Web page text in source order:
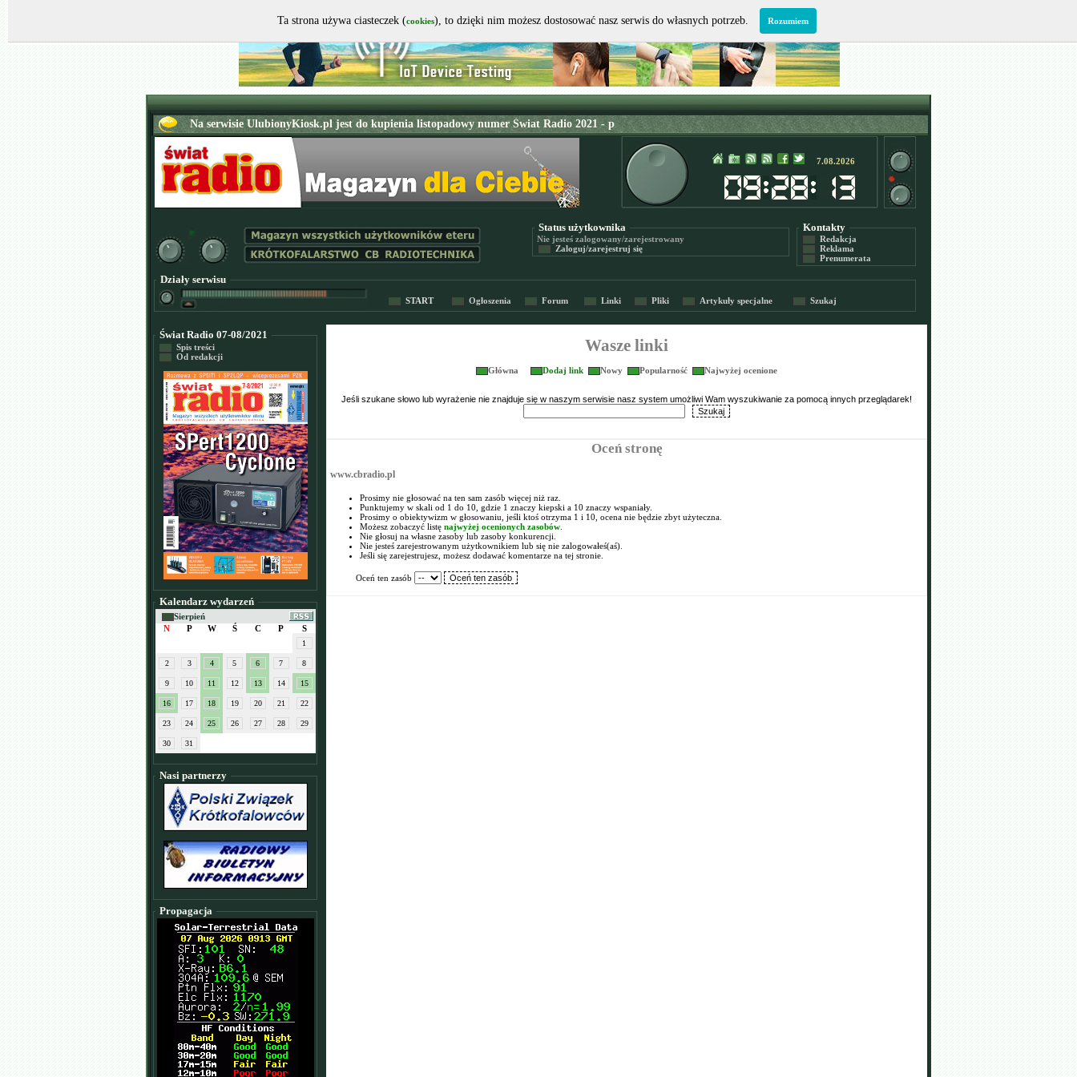
7.08.2026
Status użytkownika
Nie jesteś zalogowany/zarejestrowany
Zaloguj/zarejestruj się
Kontakty
Redakcja
Reklama
Prenumerata
Działy serwisu
START Ogłoszenia Forum Linki Pliki Artykuły specjalne Szukaj
Świat Radio 07-08/2021
Spis treści
Od redakcji
Kalendarz wydarzeń
Sierpień
N
P W Ś C P S
1
2 3 4 5 6 7 8
9 10 11 12 13 14 15
16 17 18 19 20 21 22
23 24 25 26 27 28 29
30 31
Nasi partnerzy
Propagacja
Wasze linki
Główna Dodaj link Nowy Popularność Najwyżej ocenione
Jeśli szukane słowo lub wyrażenie nie znajduje się w naszym serwisie nasz system umożliwi Wam wyszukiwanie za pomocą innych przeglądarek!
Oceń stronę
www.cbradio.pl
Prosimy nie głosować na ten sam zasób więcej niż raz.
Punktujemy w skali od 1 do 10, gdzie 1 znaczy kiepski a 10 znaczy wspaniały.
Prosimy o obiektywizm w głosowaniu, jeśli ktoś otrzyma 1 i 10, ocena nie będzie zbyt użyteczna.
Możesz zobaczyć listę najwyżej ocenionych zasobów
Nie głosuj na własne zasoby lub zasoby konkurencji.
Nie jesteś zarejestrowanym użytkownikiem lub się nie zalogowałeś(aś).
Jeśli się zarejestrujesz, możesz dodawać komentarze na tej stronie.
Oceń ten zasób
Ta strona używa ciasteczek (cookies), to dzięki nim możesz dostosować nasz serwis do własnych potrzeb. Rozumiem